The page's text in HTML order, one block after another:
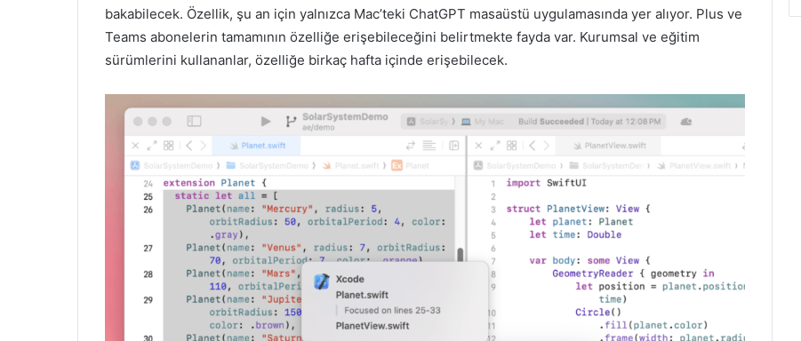
bakabilecek. Özellik, şu an için yalnızca Mac’teki ChatGPT masaüstü uygulamasında yer alıyor. Plus ve
Teams abonelerin tamamının özelliğe erişebileceğini belirtmekte fayda var. Kurumsal ve eğitim
sürümlerini kullananlar, özelliğe birkaç hafta içinde erişebilecek.